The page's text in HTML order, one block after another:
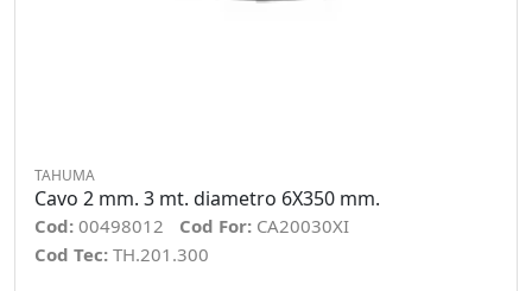
TAHUMA
Cavo 2 mm. 3 mt. diametro 6X350 mm.
Cod: 00498012 Cod For: CA20030XI
Cod Tec: TH.201.300